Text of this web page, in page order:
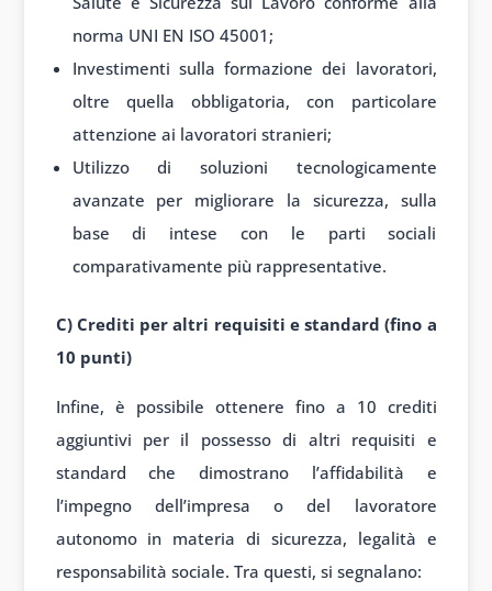
norma UNI EN ISO 45001;
Investimenti sulla formazione dei lavoratori,
oltre quella obbligatoria, con particolare
attenzione ai lavoratori stranieri;
Utilizzo di soluzioni tecnologicamente
avanzate per migliorare la sicurezza, sulla
base di intese con le parti sociali
comparativamente più rappresentative.
C) Crediti per altri requisiti e standard (fino a
10 punti)
Infine, è possibile ottenere fino a 10 crediti
aggiuntivi per il possesso di altri requisiti e
standard che dimostrano l’affidabilità e
l’impegno dell’impresa o del lavoratore
autonomo in materia di sicurezza, legalità e
responsabilità sociale. Tra questi, si segnalano: